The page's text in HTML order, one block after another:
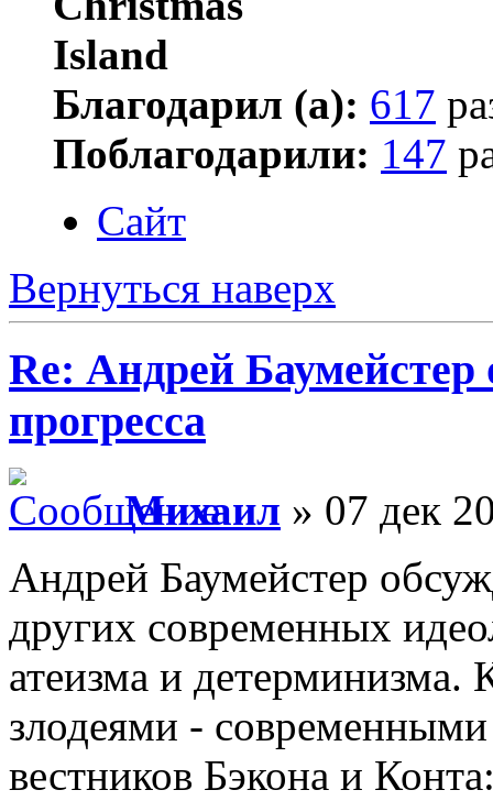
Благодарил (а): 617
Поблагодарили: 147
Сайт
Вернуться наверх
Re: Андрей Баумейстер
прогресса
Михаил » 07 дек
Андрей Баумейстер
других современных
атеизма и
злодеями -
вестников Бэкона и